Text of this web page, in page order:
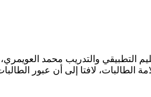
الطالبات، لافتا إلى أن عبور